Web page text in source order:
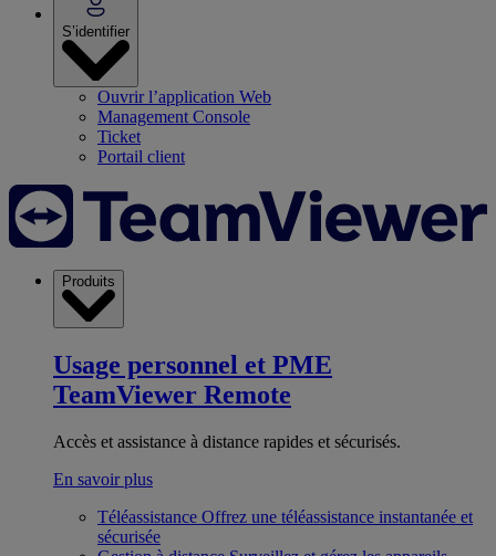
S’identifier
Ouvrir l’application Web
Management Console
Ticket
Portail client
Produits
Usage personnel et PME
TeamViewer Remote
Accès et assistance à distance rapides et sécurisés.
En savoir plus
Téléassistance Offrez une téléassistance instantanée et
sécurisée